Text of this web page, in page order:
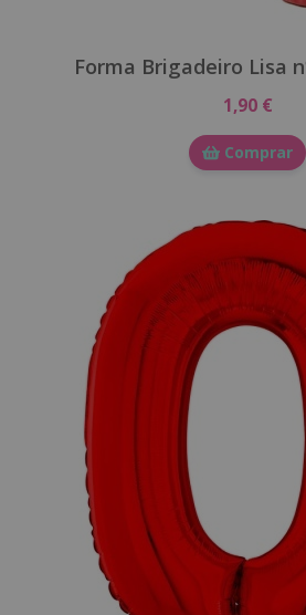
Forma Brigadeiro Lisa
1,90 €
Comprar